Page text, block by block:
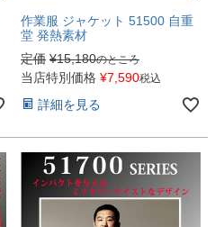
作業服 ジャケット 51500 自重
堂 発熱素材
定価 ¥15,180のところ
当店特別価格 ¥7,590税込
詳細を見る